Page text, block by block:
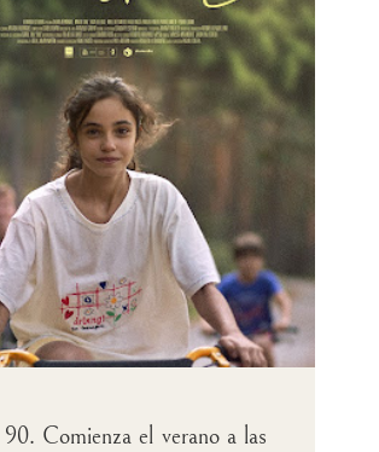
Comienza el verano a las